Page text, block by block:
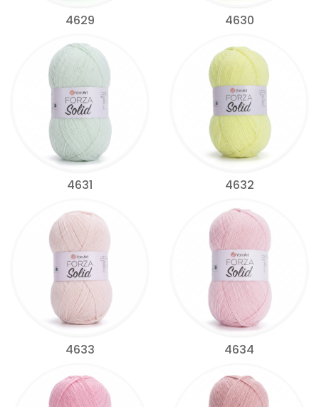
4629 4630
4631 4632
4633 4634